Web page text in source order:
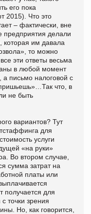
его пока
2015). Что это
– фактически, вне
предприятия делали
им давала
то можно
эти ответы весьма
в любой момент
а письмо налоговой с
что, в
не быть
вариантов? Тут
для
услуги
«на руки»
Во втором случае,
сумма затрат на
платы или
получается для
точки зрения
Но, как говорится,